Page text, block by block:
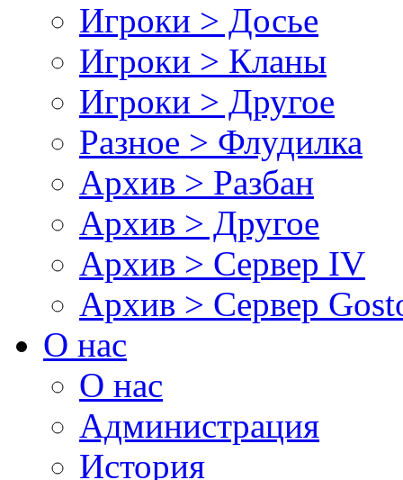
Игроки > Досье
Игроки > Кланы
Игроки > Другое
Разное > Флудилка
Архив > Разбан
Архив > Другое
Архив > Сервер IV
Архив > Сервер
О нас
О нас
Администрация
История